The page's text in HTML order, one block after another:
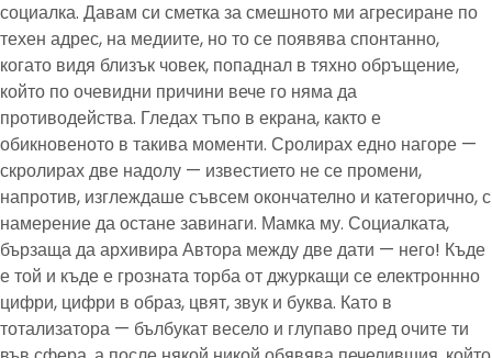
социалка. Давам си сметка за смешното ми агресиране по
техен адрес, на медиите, но то се появява спонтанно,
когато видя близък човек, попаднал в тяхно обръщение,
който по очевидни причини вече го няма да
противодейства. Гледах тъпо в екрана, както е
обикновеното в такива моменти. Сролирах едно нагоре —
скролирах две надолу — известието не се промени,
напротив, изглеждаше съвсем окончателно и категорично, с
намерение да остане завинаги. Мамка му. Социалката,
бързаща да архивира Автора между две дати — него! Къде
е той и къде е грозната торба от джуркащи се електроннно
цифри, цифри в образ, цвят, звук и буква. Като в
тотализатора — бълбукат весело и глупаво пред очите ти